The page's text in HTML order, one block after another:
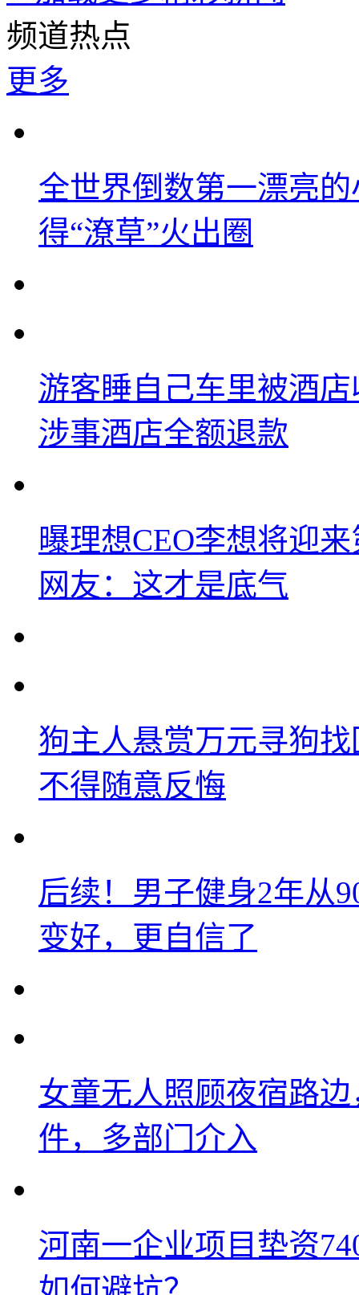
频道热点
更多
全世界倒数第一漂亮
得“潦草”火出圈
游客睡自己车里被酒
涉事酒店全额退款
曝理想CEO李想将迎
网友：这才是底气
狗主人悬赏万元寻狗
不得随意反悔
后续！男子健身2年从
变好，更自信了
女童无人照顾夜宿路
件，多部门介入
河南一企业项目垫资